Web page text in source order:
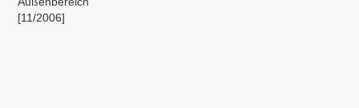
[11/2006]